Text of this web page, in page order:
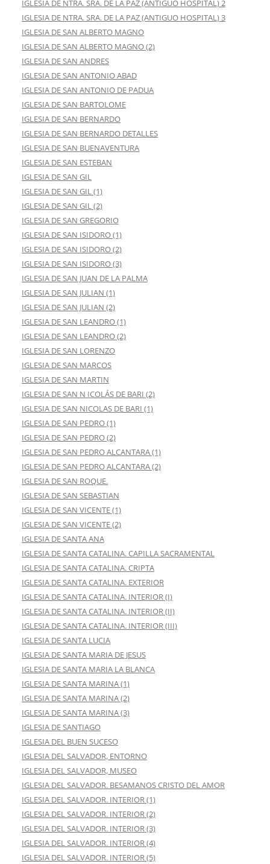
IGLESIA DE NTRA. SRA. DE LA PAZ (ANTIGUO HOSPITAL) 2
IGLESIA DE NTRA. SRA. DE LA PAZ (ANTIGUO HOSPITAL) 3
IGLESIA DE SAN ALBERTO MAGNO
IGLESIA DE SAN ALBERTO MAGNO (2)
IGLESIA DE SAN ANDRES
IGLESIA DE SAN ANTONIO ABAD
IGLESIA DE SAN ANTONIO DE PADUA
IGLESIA DE SAN BARTOLOME
IGLESIA DE SAN BERNARDO
IGLESIA DE SAN BERNARDO DETALLES
IGLESIA DE SAN BUENAVENTURA
IGLESIA DE SAN ESTEBAN
IGLESIA DE SAN GIL
IGLESIA DE SAN GIL (1)
IGLESIA DE SAN GIL (2)
IGLESIA DE SAN GREGORIO
IGLESIA DE SAN ISIDORO (1)
IGLESIA DE SAN ISIDORO (2)
IGLESIA DE SAN ISIDORO (3)
IGLESIA DE SAN JUAN DE LA PALMA
IGLESIA DE SAN JULIAN (1)
IGLESIA DE SAN JULIAN (2)
IGLESIA DE SAN LEANDRO (1)
IGLESIA DE SAN LEANDRO (2)
IGLESIA DE SAN LORENZO
IGLESIA DE SAN MARCOS
IGLESIA DE SAN MARTIN
IGLESIA DE SAN N ICOLÁS DE BARI (2)
IGLESIA DE SAN NICOLAS DE BARI (1)
IGLESIA DE SAN PEDRO (1)
IGLESIA DE SAN PEDRO (2)
IGLESIA DE SAN PEDRO ALCANTARA (1)
IGLESIA DE SAN PEDRO ALCANTARA (2)
IGLESIA DE SAN ROQUE.
IGLESIA DE SAN SEBASTIAN
IGLESIA DE SAN VICENTE (1)
IGLESIA DE SAN VICENTE (2)
IGLESIA DE SANTA ANA
IGLESIA DE SANTA CATALINA. CAPILLA SACRAMENTAL
IGLESIA DE SANTA CATALINA. CRIPTA
IGLESIA DE SANTA CATALINA. EXTERIOR
IGLESIA DE SANTA CATALINA. INTERIOR (I)
IGLESIA DE SANTA CATALINA. INTERIOR (II)
IGLESIA DE SANTA CATALINA. INTERIOR (III)
IGLESIA DE SANTA LUCIA
IGLESIA DE SANTA MARIA DE JESUS
IGLESIA DE SANTA MARIA LA BLANCA
IGLESIA DE SANTA MARINA (1)
IGLESIA DE SANTA MARINA (2)
IGLESIA DE SANTA MARINA (3)
IGLESIA DE SANTIAGO
IGLESIA DEL BUEN SUCESO
IGLESIA DEL SALVADOR, ENTORNO
IGLESIA DEL SALVADOR, MUSEO
IGLESIA DEL SALVADOR. BESAMANOS CRISTO DEL AMOR
IGLESIA DEL SALVADOR. INTERIOR (1)
IGLESIA DEL SALVADOR. INTERIOR (2)
IGLESIA DEL SALVADOR. INTERIOR (3)
IGLESIA DEL SALVADOR. INTERIOR (4)
IGLESIA DEL SALVADOR. INTERIOR (5)